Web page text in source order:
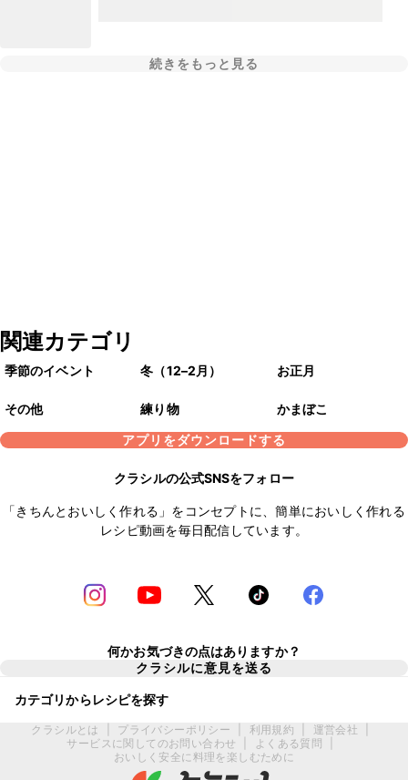
続きをもっと見る
関連カテゴリ
季節のイベント 冬（12–2月） お正月
その他 練り物
かまぼこ
アプリをダウンロードする
クラシルの公式SNSをフォロー
「きちんとおいしく作れる」をコンセプトに、簡単においしく作れる
レシピ動画を毎日配信しています。
何かお気づきの点はありますか？
クラシルに意見を送る
カテゴリからレシピを探す
クラシルとは プライバシーポリシー 利用規約 運営会社
サービスに関してのお問い合わせ
よくある質問
おいしく安全に料理を楽しむために